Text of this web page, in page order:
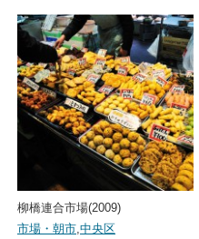
柳橋連合市場(2009)
市場・朝市,中央区